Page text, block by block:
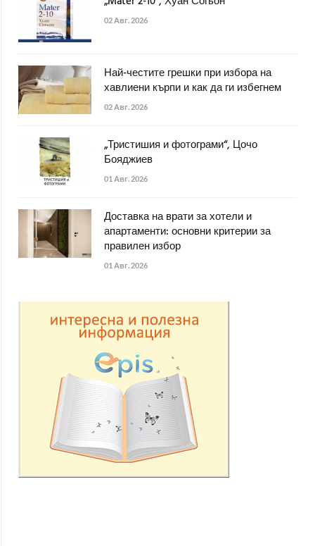
02 Авг. 2026
Най-честите грешки при избора на
хавлиени кърпи и как да ги избегнем
02 Авг. 2026
„Тристишия и фотограми“, Цочо
Бояджиев
01 Авг. 2026
Доставка на врати за хотели и
апартаменти: основни критерии за
правилен избор
01 Авг. 2026